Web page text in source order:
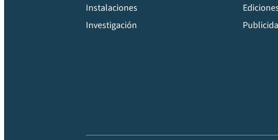
Instalaciones
Investigación